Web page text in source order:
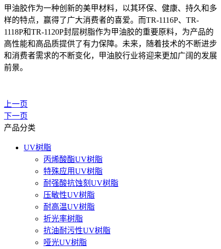
甲油胶作为一种创新的美甲材料，以其环保、健康、持久和多
样的特点，赢得了广大消费者的喜爱。而TR-1116P、TR-
1118P和TR-1120P封层树脂作为甲油胶的重要原料，为产品的
高性能和高品质提供了有力保障。未来，随着技术的不断进步
和消费者需求的不断变化，甲油胶行业将迎来更加广阔的发展
前景。
上一页
下一页
产品分类
UV树脂
丙烯酸酯UV树脂
特殊应用UV树脂
耐强酸抗蚀刻UV树脂
压敏性UV树脂
耐高温UV树脂
折光率树脂
抗油耐污性UV树脂
哑光UV树脂